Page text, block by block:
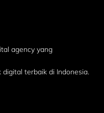
agency yang
terbaik di Indonesia.